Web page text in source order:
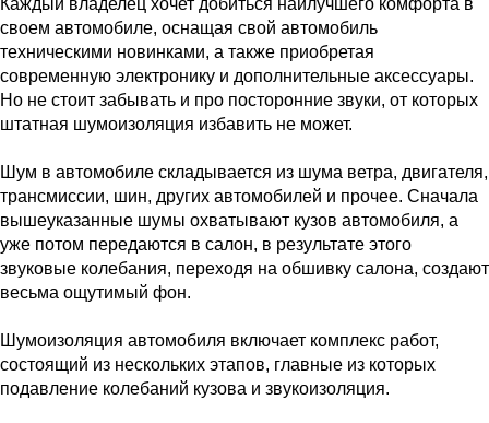
Каждый владелец хочет добиться наилучшего комфорта в
своем автомобиле, оснащая свой автомобиль
техническими новинками, а также приобретая
современную электронику и дополнительные аксессуары.
Но не стоит забывать и про посторонние звуки, от которых
штатная шумоизоляция избавить не может.
Шум в автомобиле складывается из шума ветра, двигателя,
трансмиссии, шин, других автомобилей и прочее. Сначала
вышеуказанные шумы охватывают кузов автомобиля, а
уже потом передаются в салон, в результате этого
звуковые колебания, переходя на обшивку салона, создают
весьма ощутимый фон.
Шумоизоляция автомобиля включает комплекс работ,
состоящий из нескольких этапов, главные из которых
подавление колебаний кузова и звукоизоляция.